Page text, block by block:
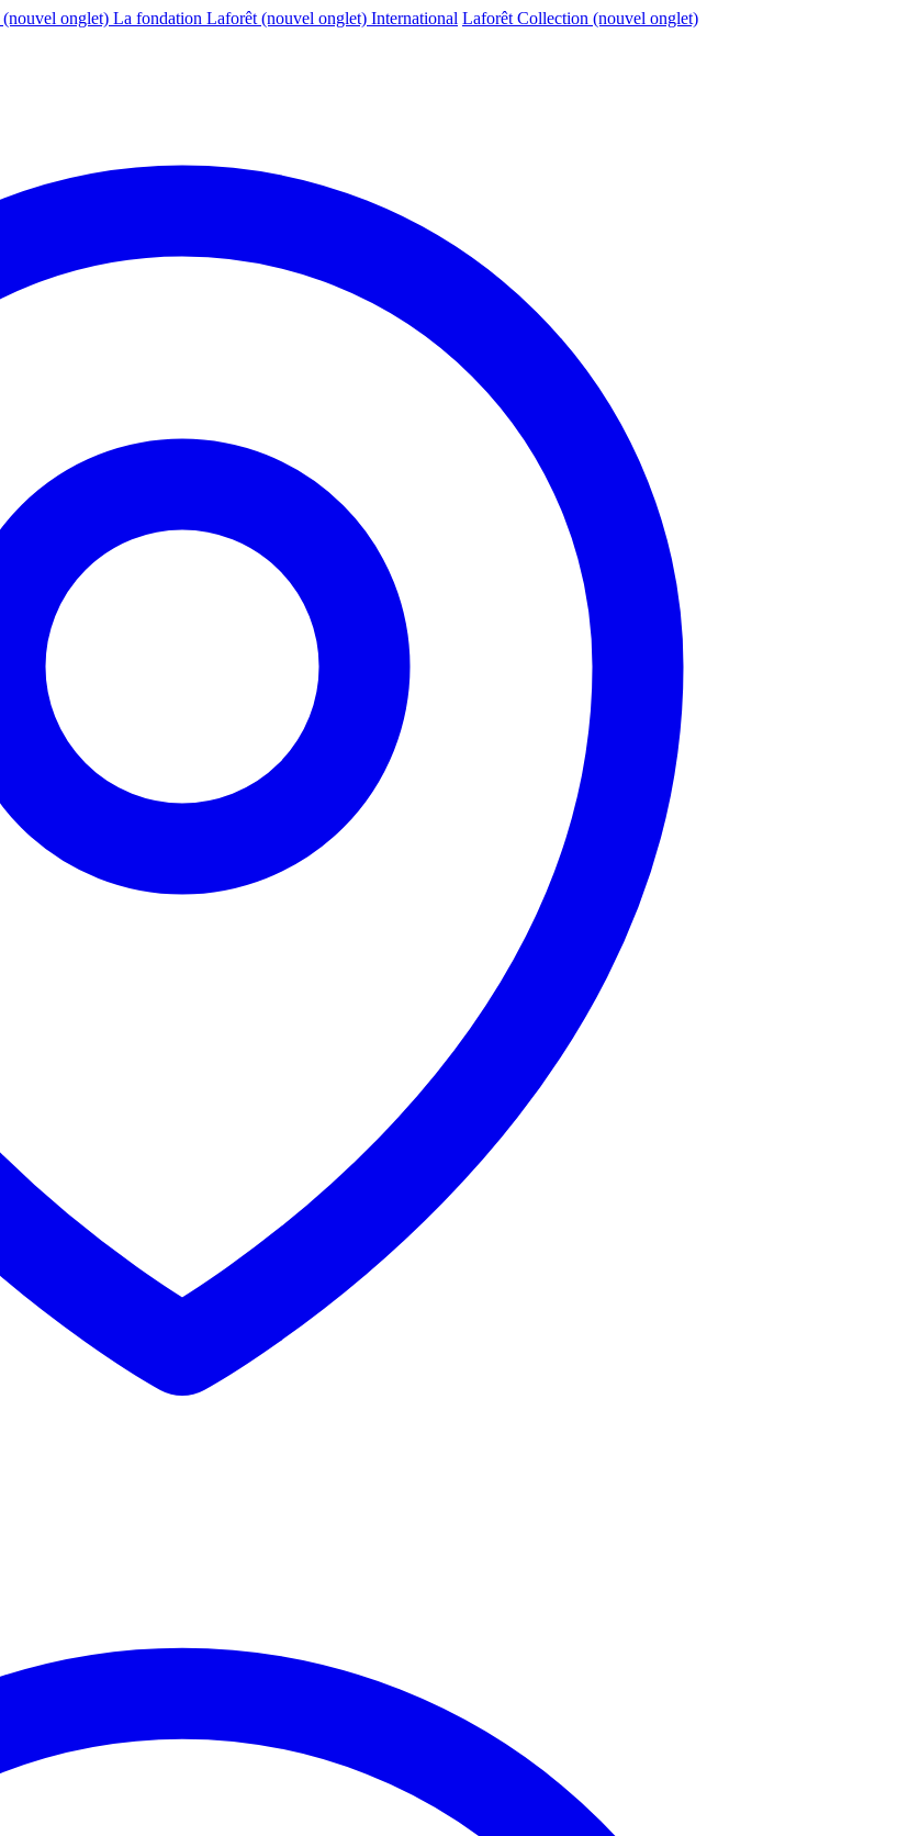
(nouvel onglet) La fondation Laforêt (nouvel onglet) International Laforêt Collection (nouvel onglet)